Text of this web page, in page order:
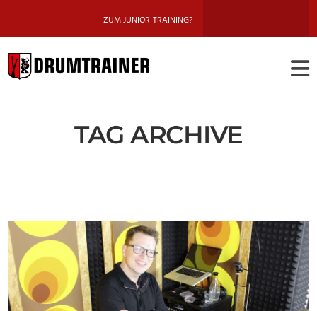
ZUM JUNIOR-TRAINING?
TAG ARCHIVE